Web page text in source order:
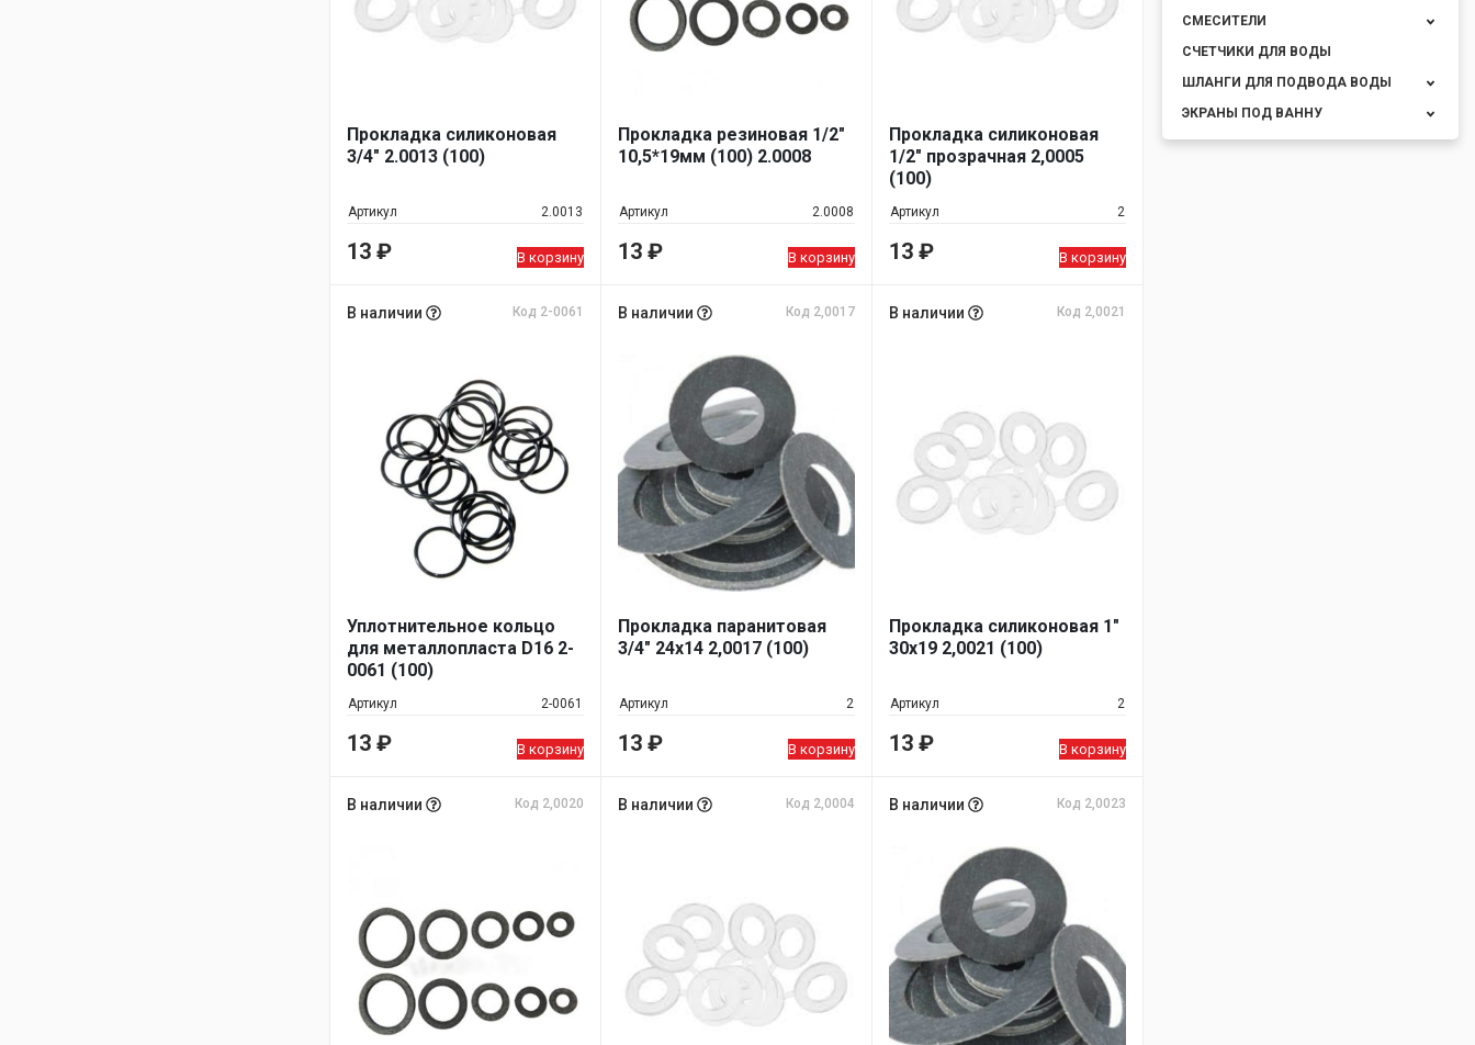
Прокладка силиконовая
3/4" 2.0013 (100)
Артикул 2.0013
13 ₽ В корзину
Прокладка резиновая 1/2"
10,5*19мм (100) 2.0008
Артикул 2.0008
13 ₽ В корзину
Прокладка силиконовая
1/2" прозрачная 2,0005
(100)
Артикул 2
13 ₽ В корзину
В наличии Код 2-0061
Уплотнительное кольцо
для металлопласта D16 2-
0061 (100)
Артикул 2-0061
13 ₽ В корзину
В наличии Код 2,0017
Прокладка паранитовая
3/4" 24х14 2,0017 (100)
Артикул 2
13 ₽ В корзину
В наличии Код 2,0021
Прокладка силиконовая 1"
30х19 2,0021 (100)
Артикул 2
13 ₽ В корзину
В наличии Код 2,0020 В наличии Код 2,0004 В наличии Код 2,0023
СМЕСИТЕЛИ
СЧЕТЧИКИ ДЛЯ ВОДЫ
ШЛАНГИ ДЛЯ ПОДВОДА ВОДЫ
ЭКРАНЫ ПОД ВАННУ